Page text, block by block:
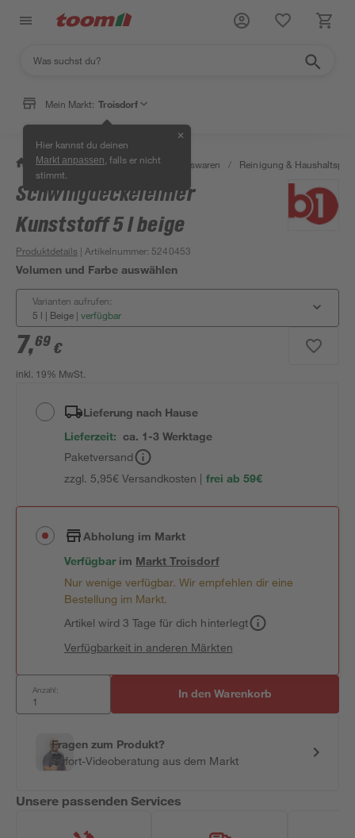
Mein Markt: Troisdorf
Hier kannst du deinen
Markt anpassen , falls er nicht
stimmt.
✕
/ Wohnen & Haushalt / Haushaltswaren / Reinigung &
Schwingdeckeleimer
Kunststoff 5 l beige
Produktdetails | Artikelnummer: 5240453
Volumen und Farbe auswählen
Varianten aufrufen:
5 l | Beige | verfügbar
7,69 €
inkl. 19% MwSt.
Lieferung nach Hause
Lieferzeit: ca. 1-3 Werktage
Paketversand
zzgl. 5,95€ Versandkosten | frei ab 59€
Abholung im Markt
Verfügbar im MarktTroisdorf
Nur wenige verfügbar. Wir empfehlen dir eine
Bestellung im Markt.
Artikel wird 3 Tage für dich hinterlegt
Verfügbarkeit in anderen Märkten
Anzahl: In den Warenkorb
Fragen zum Produkt?
Sofort-Videoberatung aus dem Markt
Unsere passenden Services